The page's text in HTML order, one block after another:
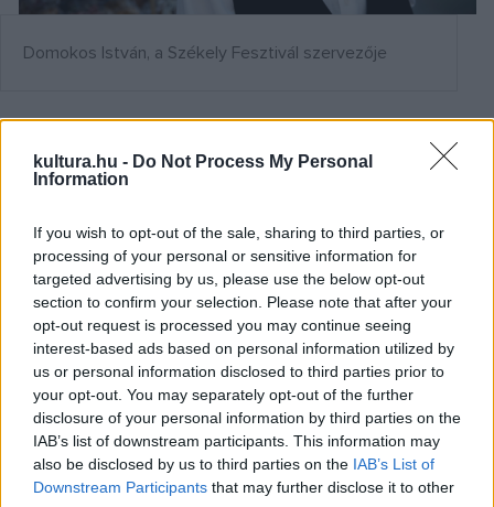
kultura.hu - Do Not Process My Personal
Information
If you wish to opt-out of the sale, sharing to third parties, or
processing of your personal or sensitive information for
targeted advertising by us, please use the below opt-out
section to confirm your selection. Please note that after your
opt-out request is processed you may continue seeing
interest-based ads based on personal information utilized by
us or personal information disclosed to third parties prior to
your opt-out. You may separately opt-out of the further
disclosure of your personal information by third parties on the
IAB’s list of downstream participants. This information may
also be disclosed by us to third parties on the IAB’s List of
Downstream Participants that may further disclose it to other
Domokos István, a Székely Fesztivál szervezője
Tisztában vagyunk vele, hogy az emberek egyre többet
tudnak Székelyföldről, ám úgy érezzük, fontos, hogy évente
Székelyföldet. Szeretnénk megismertetni az emberekkel a
székely kultúrát, amely magáért beszél, valamint a
világszínvonalú gasztronómiát és azokat a termelőket,
akiknek munkája nemcsak a Kárpát-medencében, de
Európa-szerte is egyedülálló érték. Mindaz, amit elmondtam,
egy szép csokorba szedve található a Székely Fesztiválon.?
Domokos István körbevezetett minket a fesztivál területén,
a kézműves mesterek között és úgy fogalmazott: